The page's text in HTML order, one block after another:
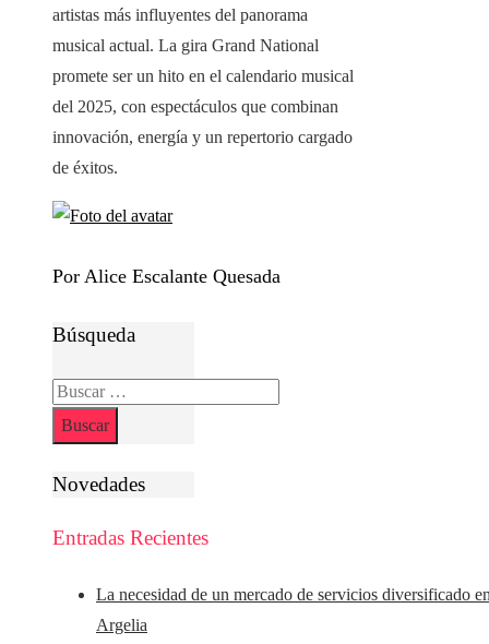
artistas más influyentes del panorama
musical actual. La gira Grand National
promete ser un hito en el calendario musical
del 2025, con espectáculos que combinan
innovación, energía y un repertorio cargado
de éxitos.
Por Alice Escalante Quesada
Búsqueda
Buscar:
Novedades
Entradas Recientes
La necesidad de un mercado de servicios diversificado
Argelia